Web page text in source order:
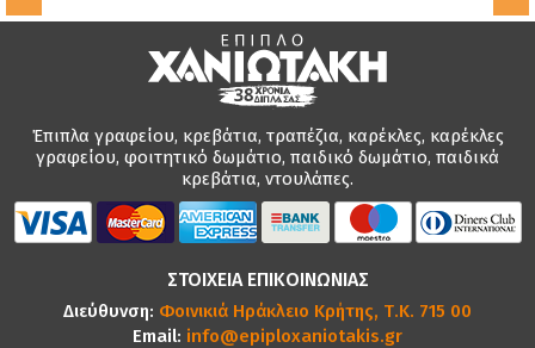
Έπιπλα γραφείου, κρεβάτια, τραπέζια, καρέκλες, καρέκλες
γραφείου, φοιτητικό δωμάτιο, παιδικό δωμάτιο, παιδικά
κρεβάτια, ντουλάπες.
ΣΤΟΙΧΕΙΑ ΕΠΙΚΟΙΝΩΝΙΑΣ
Διεύθυνση: Φοινικιά Ηράκλειο Κρήτης, Τ.Κ. 715 00
Email: info@epiploxaniotakis.gr